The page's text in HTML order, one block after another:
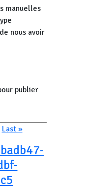
manuelles
nous avoir
publier
Dernière page
Last »